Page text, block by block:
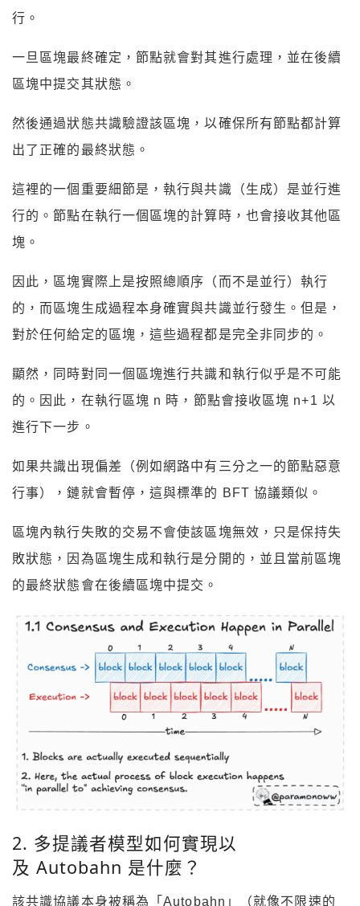
行。
一旦區塊最終確定，節點就會對其進行處理，並在後續
區塊中提交其狀態。
然後通過狀態共識驗證該區塊，以確保所有節點都計算
出了正確的最終狀態。
這裡的一個重要細節是，執行與共識（生成）是並行進
行的。節點在執行一個區塊的計算時，也會接收其他區
塊。
因此，區塊實際上是按照總順序（而不是並行）執行
的，而區塊生成過程本身確實與共識並行發生。但是，
對於任何給定的區塊，這些過程都是完全非同步的。
顯然，同時對同一個區塊進行共識和執行似乎是不可能
的。因此，在執行區塊 n 時，節點會接收區塊 n+1 以
進行下一步。
如果共識出現偏差（例如網路中有三分之一的節點惡意
行事），鏈就會暫停，這與標準的 BFT 協議類似。
區塊內執行失敗的交易不會使該區塊無效，只是保持失
敗狀態，因為區塊生成和執行是分開的，並且當前區塊
的最終狀態會在後續區塊中提交。
2. 多提議者模型如何實現以
及 Autobahn 是什麼？
該共識協議本身被稱為「Autobahn」（就像不限速的